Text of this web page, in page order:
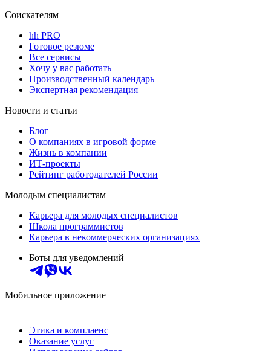
Соискателям
hh PRO
Готовое резюме
Все сервисы
Хочу у вас работать
Производственный календарь
Экспертная рекомендация
Новости и статьи
Блог
О компаниях в игровой форме
Жизнь в компании
ИТ-проекты
Рейтинг работодателей России
Молодым специалистам
Карьера для молодых специалистов
Школа программистов
Карьера в некоммерческих организациях
Боты для уведомлений
Мобильное приложение
Этика и комплаенс
Оказание услуг